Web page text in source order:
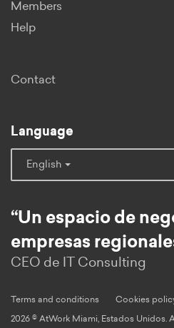
Members
Help
Contact
Language
English
“Un espacio de
empresas
CEO de IT Consulting
Terms and conditions Cookies
2026 © AtWork Miami, Estados Unidos.